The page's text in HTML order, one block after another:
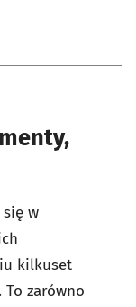
w
kilkuset
zarówno